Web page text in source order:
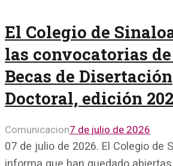
El Colegio de
las convocatorias
Becas de Disertación
Doctoral, edición
Comunicacion7 de julio de 2026
07 de julio de 2026. El Colegio de
informa que han quedado